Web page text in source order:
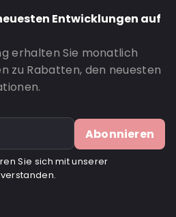
Entwicklungen auf
erhalten Sie monatlich
zu Rabatten, den neuesten
Abonnieren
Sie sich mit unserer